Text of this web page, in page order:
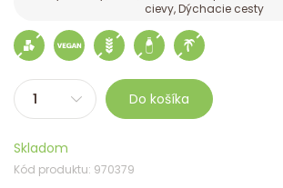
cievy, Dýchacie cesty
Do košíka
Skladom
Kód produktu: 970379